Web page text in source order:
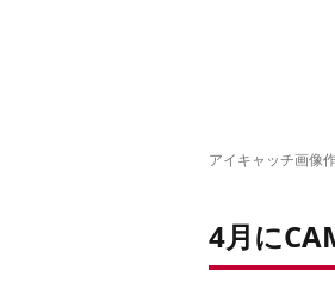
アイキャッチ画像
4月に